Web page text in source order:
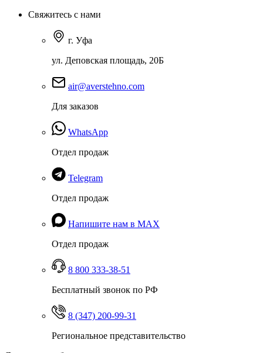
Свяжитесь с нами
г. Уфа
ул. Деповская площадь, 20Б
air@averstehno.com
Для заказов
WhatsApp
Отдел продаж
Telegram
Отдел продаж
Напишите нам в MAX
Отдел продаж
8 800 333-38-51
Бесплатный звонок по РФ
8 (347) 200-99-31
Региональное представительство